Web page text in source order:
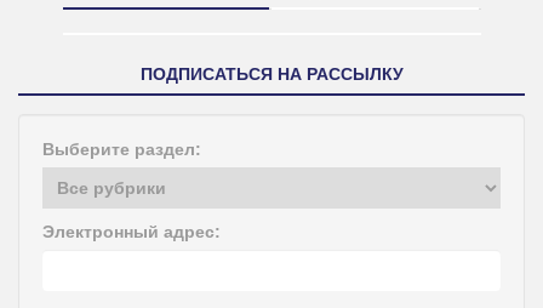
ПОДПИСАТЬСЯ НА РАССЫЛКУ
Выберите раздел:
Электронный адрес: